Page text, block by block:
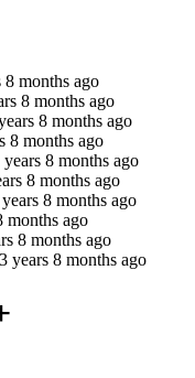
8 months ago
8 months ago
8 months ago
8 months ago
years 8 months ago
8 months ago
8 months ago
months ago
8 months ago
3 years 8 months ago